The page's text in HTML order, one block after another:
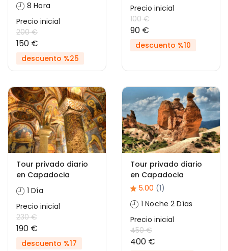
8 Hora
Precio inicial
200 €
150 €
descuento %25
Precio inicial
100 €
90 €
descuento %10
Tour privado diario
en Capadocia
1 Día
Precio inicial
230 €
190 €
descuento %17
Tour privado diario
en Capadocia
5.00 (1)
1 Noche 2 Días
Precio inicial
450 €
400 €